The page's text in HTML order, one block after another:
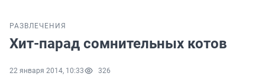
РАЗВЛЕЧЕНИЯ
Хит-парад сомнительных котов
22 января 2014, 10:33 326